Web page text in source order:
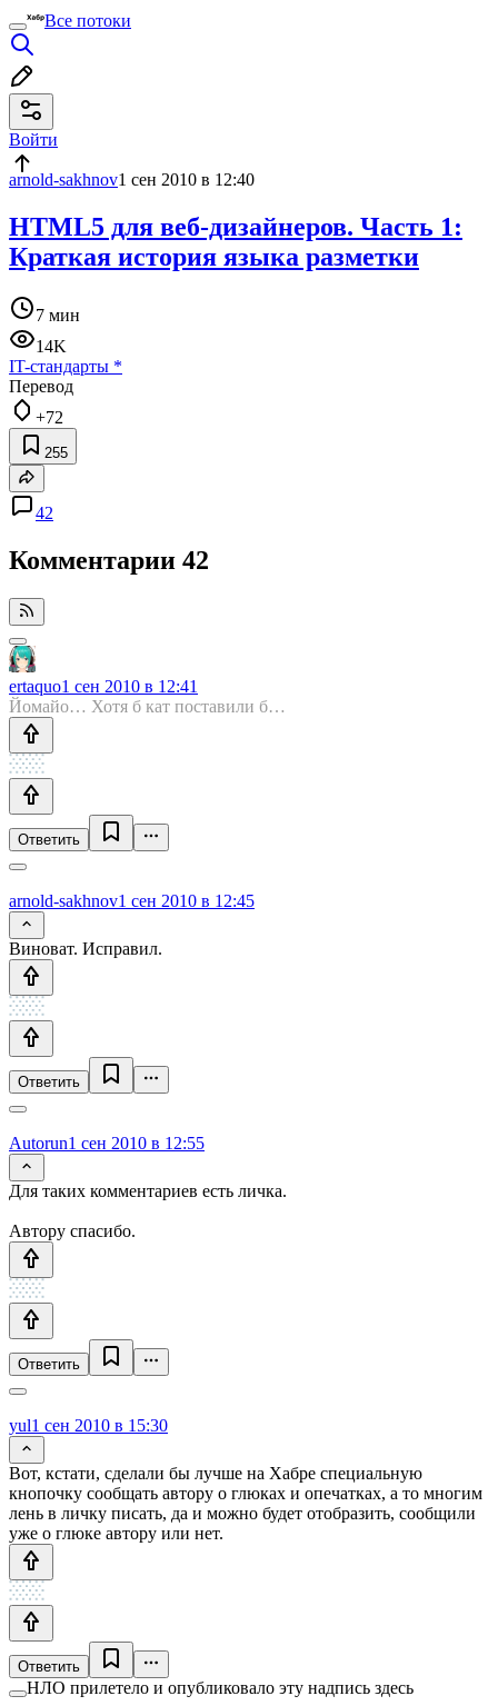
Все потоки
Войти
arnold-sakhnov1 сен 2010 в 12:40
HTML5 для веб-дизайнеров. Часть 1:
Краткая история языка разметки
7 мин
14K
IT-стандарты *
Перевод
+72
255
42
Комментарии 42
ertaquo1 сен 2010 в 12:41
Йомайо… Хотя б кат поставили б…
Ответить
arnold-sakhnov1 сен 2010 в 12:45
Виноват. Исправил.
Ответить
Autorun1 сен 2010 в 12:55
Для таких комментариев есть личка.
Автору спасибо.
Ответить
yul1 сен 2010 в 15:30
Вот, кстати, сделали бы лучше на Хабре специальную
кнопочку сообщать автору о глюках и опечатках, а то многим
лень в личку писать, да и можно будет отобразить, сообщили
уже о глюке автору или нет.
Ответить
НЛО прилетело и опубликовало эту надпись здесь